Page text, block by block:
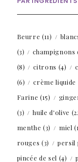
Beurre (11)
(3)
champignons
(8)
citrons (4)
(6)
crème liquide
Farine (15)
(3)
huile d'olive
menthe (3) miel
rouges (3) persil
pincée de sel (4)